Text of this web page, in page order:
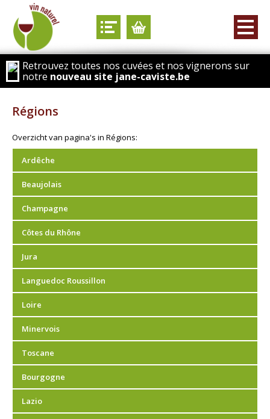
Retrouvez toutes nos cuvées et nos vignerons sur
notre nouveau site jane-caviste.be
Régions
Overzicht van pagina's in Régions:
Ardêche
Beaujolais
Champagne
Côtes du Rhône
Jura
Languedoc Roussillon
Loire
Minervois
Toscane
Bourgogne
Lazio